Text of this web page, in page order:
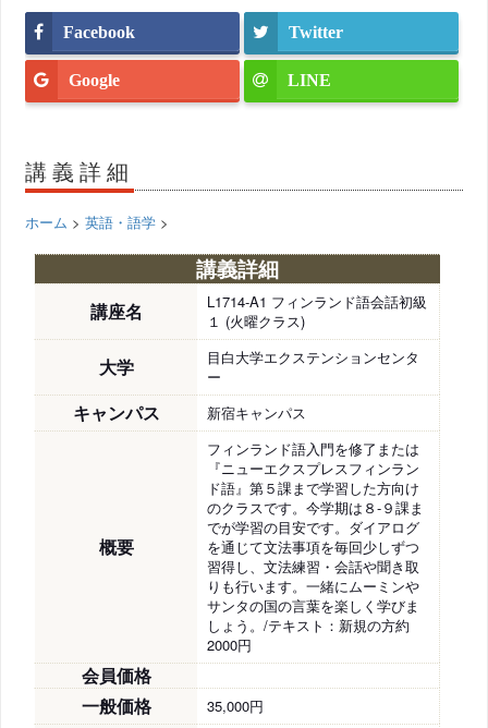
Facebook Twitter
Google LINE
講義詳細
ホーム >英語・語学 >
講義詳細
講座名
L1714-A1 フィンランド語会話初級
１ (火曜クラス)
大学
目白大学エクステンションセンタ
ー
キャンパス 新宿キャンパス
概要
フィンランド語入門を修了または
『ニューエクスプレスフィンラン
ド語』第５課まで学習した方向け
のクラスです。今学期は８-９課ま
でが学習の目安です。ダイアログ
を通じて文法事項を毎回少しずつ
習得し、文法練習・会話や聞き取
りも行います。一緒にムーミンや
サンタの国の言葉を楽しく学びま
しょう。/テキスト：新規の方約
2000円
会員価格
一般価格
35,000円